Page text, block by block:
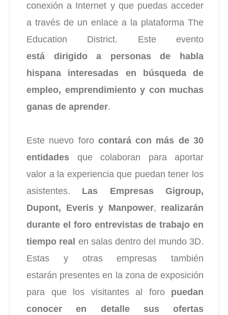
conexión a Internet y que puedas acceder
a través de un enlace a la plataforma The
Education District. Este evento
está dirigido a personas de habla
hispana interesadas en búsqueda de
empleo, emprendimiento y con muchas
ganas de aprender.
Este nuevo foro contará con más de 30
entidades que colaboran para aportar
valor a la experiencia que puedan tener los
asistentes. Las Empresas Gigroup,
Dupont, Everis y Manpower, realizarán
durante el foro entrevistas de trabajo en
tiempo real en salas dentro del mundo 3D.
Estas y otras empresas también
estarán presentes en la zona de exposición
para que los visitantes al foro puedan
conocer en detalle sus ofertas